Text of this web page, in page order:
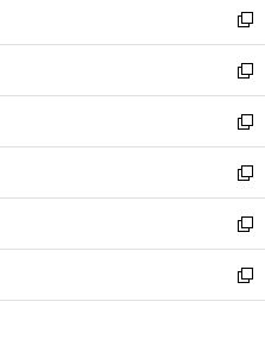
く
で
開
く
ド
ウ
で
開
く
ィ
ン
ド
ウ
で
開
く
い
ウ
ィ
ン
ド
ウ
で
開
く
新
し
い
ウ
ィ
ン
ド
ウ
で
開
く
新
し
い
ウ
ィ
ン
ド
ウ
で
開
新
し
い
ウ
ィ
ン
ド
ウ
新
し
い
ウ
ィ
ン
新
し
い
ウ
新
し